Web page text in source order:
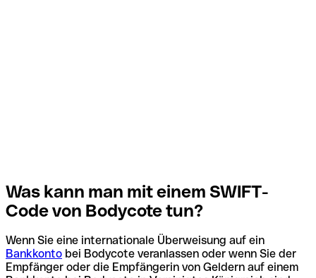
Was kann man mit einem SWIFT-
Code von Bodycote tun?
Wenn Sie eine internationale Überweisung auf ein
Bankkonto bei Bodycote veranlassen oder wenn Sie der
Empfänger oder die Empfängerin von Geldern auf einem